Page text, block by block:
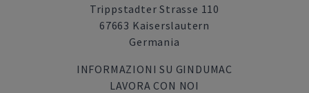
Trippstadter Strasse 110
67663 Kaiserslautern
Germania
INFORMAZIONI SU GINDUMAC
LAVORA CON NOI